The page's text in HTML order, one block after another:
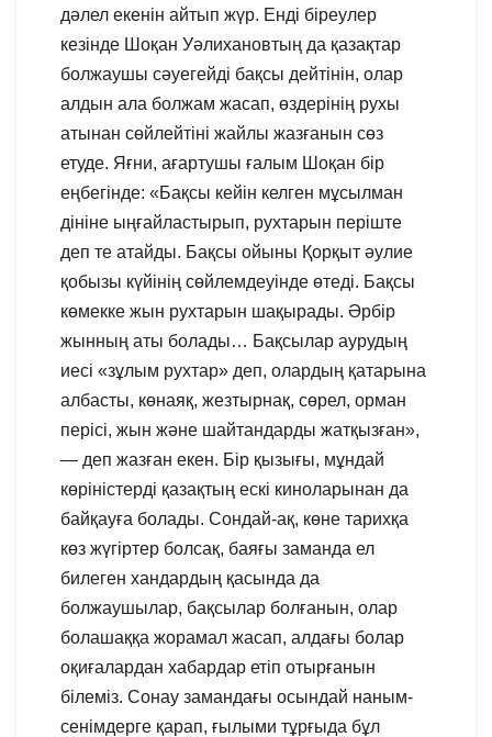
дәлел екенін айтып жүр. Енді біреулер
кезінде Шоқан Уәлихановтың да қазақтар
болжаушы сәуегейді бақсы дейтінін, олар
алдын ала болжам жасап, өздерінің рухы
атынан сөйлейтіні жайлы жазғанын сөз
етуде. Яғни, ағартушы ғалым Шоқан бір
еңбегінде: «Бақсы кейін келген мұсылман
дініне ыңғайластырып, рухтарын періште
деп те атайды. Бақсы ойыны Қорқыт әулие
қобызы күйінің сөйлемдеуінде өтеді. Бақсы
көмекке жын рухтарын шақырады. Әрбір
жынның аты болады… Бақсылар аурудың
иесі «зұлым рухтар» деп, олардың қатарына
албасты, көнаяқ, жезтырнақ, сөрел, орман
перісі, жын және шайтандарды жатқызған»,
— деп жазған екен. Бір қызығы, мұндай
көріністерді қазақтың ескі киноларынан да
байқауға болады. Сондай-ақ, көне тарихқа
көз жүгіртер болсақ, баяғы заманда ел
билеген хандардың қасында да
болжаушылар, бақсылар болғанын, олар
болашаққа жорамал жасап, алдағы болар
оқиғалардан хабардар етіп отырғанын
білеміз. Сонау замандағы осындай наным-
сенімдерге қарап, ғылыми тұрғыда бұл